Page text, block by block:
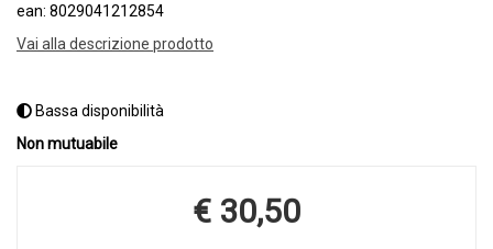
ean: 8029041212854
Vai alla descrizione prodotto
Bassa disponibilità
Non mutuabile
Prezzo
€ 30,50